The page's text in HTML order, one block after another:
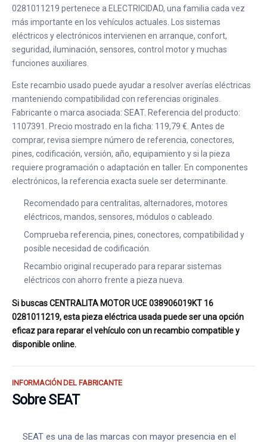
0281011219 pertenece a ELECTRICIDAD, una familia cada vez
más importante en los vehículos actuales. Los sistemas
eléctricos y electrónicos intervienen en arranque, confort,
seguridad, iluminación, sensores, control motor y muchas
funciones auxiliares.
Este recambio usado puede ayudar a resolver averías eléctricas
manteniendo compatibilidad con referencias originales.
Fabricante o marca asociada: SEAT. Referencia del producto:
1107391. Precio mostrado en la ficha: 119,79 €. Antes de
comprar, revisa siempre número de referencia, conectores,
pines, codificación, versión, año, equipamiento y si la pieza
requiere programación o adaptación en taller. En componentes
electrónicos, la referencia exacta suele ser determinante.
Recomendado para centralitas, alternadores, motores
eléctricos, mandos, sensores, módulos o cableado.
Comprueba referencia, pines, conectores, compatibilidad y
posible necesidad de codificación.
Recambio original recuperado para reparar sistemas
eléctricos con ahorro frente a pieza nueva.
Si buscas CENTRALITA MOTOR UCE 038906019KT 16
0281011219, esta pieza eléctrica usada puede ser una opción
eficaz para reparar el vehículo con un recambio compatible y
disponible online.
INFORMACIÓN DEL FABRICANTE
Sobre SEAT
SEAT es una de las marcas con mayor presencia en el